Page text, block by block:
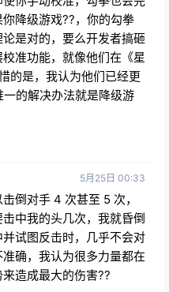
降级游戏??，你的勾拳
是对的，要么开发者搞砸
准功能，就像他们在《星
的是，我认为他们已经更
的解决办法就是降级游
5月25日 00:33
倒对手 4 次甚至 5 次，
中我的头几次，我就昏倒
试图反击时，几乎不会对
确，我认为很多力量都在
造成最大的伤害??